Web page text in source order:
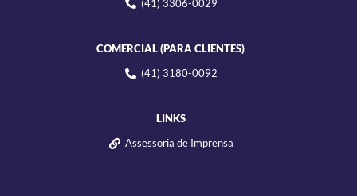
(41) 3306-0029
COMERCIAL (PARA CLIENTES)
(41) 3180-0092
LINKS
Assessoria de Imprensa